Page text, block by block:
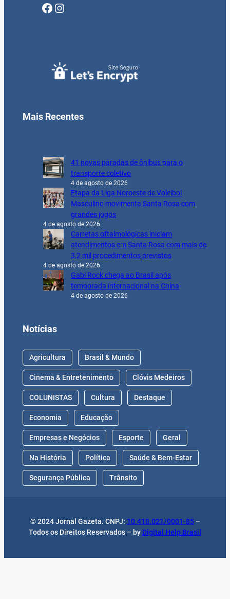
Facebook Instagram
Mais Recentes
41 novas paradas de ônibus para o
transporte coletivo
4 de agosto de 2026
Etapa da Liga Noroeste de Voleibol
Masculino movimenta Santa Rosa com
grandes jogos
4 de agosto de 2026
Carretas oftalmológicas iniciam
atendimentos em Santa Rosa com mais de
3,2 mil procedimentos previstos
4 de agosto de 2026
Gabi Rock chega ao Brasil após
temporada internacional na China
4 de agosto de 2026
Notícias
Agricultura Brasil & Mundo
Cinema & Entretenimento Clóvis Medeiros
COLUNISTAS Cultura Destaque
Economia Educação
Empresas e Negócios Esporte Geral
Na História Política Saúde & Bem-Estar
Segurança Pública Trânsito
© 2024 Jornal Gazeta. CNPJ: 10.418.021/0001-85–
Todos os Direitos Reservados – by Digital Help Brasil